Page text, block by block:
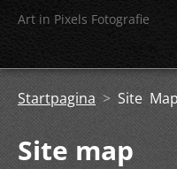
Art in Pixels Fotografie
Startpagina > Site Map
Site map